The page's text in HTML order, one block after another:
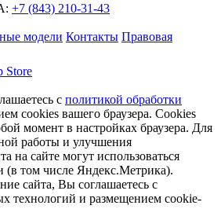
+7 (843) 210-31-43
модели Контакты Правовая
Store
с политикой обработки
cookies вашего браузера. Cookies
момент в настройках браузера. Для
работы и улучшения
на сайте могут использоваться
(в том числе Яндекс.Метрика).
сайта, Вы соглашаетесь с
технологий и размещением cookie-